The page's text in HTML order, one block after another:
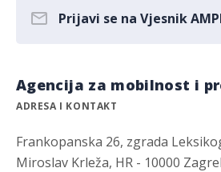
Prijavi se na Vjesnik
Agencija za mobilnost i
ADRESA I KONTAKT
Frankopanska 26, zgrada
Miroslav Krleža, HR - 10000